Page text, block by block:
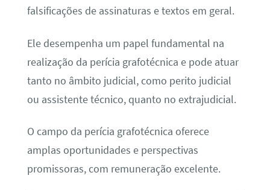
falsificações de assinaturas e textos em geral.
Ele desempenha um papel fundamental na
realização da perícia grafotécnica e pode atuar
tanto no âmbito judicial, como perito judicial
ou assistente técnico, quanto no extrajudicial.
O campo da perícia grafotécnica oferece
amplas oportunidades e perspectivas
promissoras, com remuneração excelente.